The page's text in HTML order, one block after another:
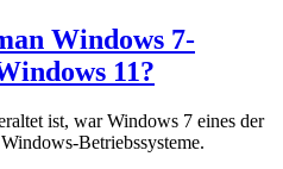
Windows 7-
11?
ist, war Windows 7 eines der
Betriebssysteme.